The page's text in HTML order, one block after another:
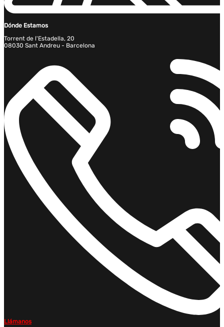
Dónde Estamos
Torrent de l'Estadella, 20
08030 Sant Andreu - Barcelona
Llámanos